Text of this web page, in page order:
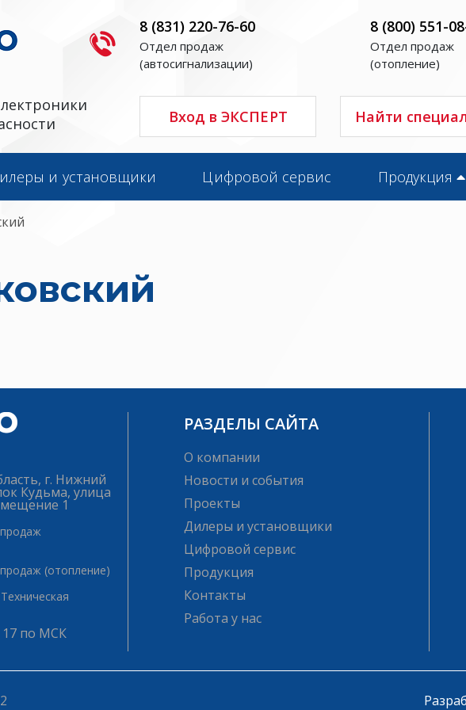
8 (831) 220-76-60
Отдел продаж
(автосигнализации)
8 (800) 551-
Отдел продаж
(отопление)
Вход в ЭКСПЕРТ Найти
и установщики Цифровой сервис Продукция
г. Нижний
Кудьма, улица
1
(отопление)
Техническая
17 по МСК
РАЗДЕЛЫ САЙТА
О компании
Новости и события
Проекты
Дилеры и установщики
Цифровой сервис
Продукция
Контакты
Работа у нас